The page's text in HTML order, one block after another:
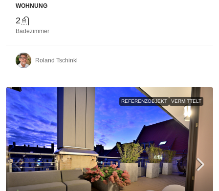
WOHNUNG
2
Badezimmer
Roland Tschinkl
REFERENZOBJEKT VERMITTELT